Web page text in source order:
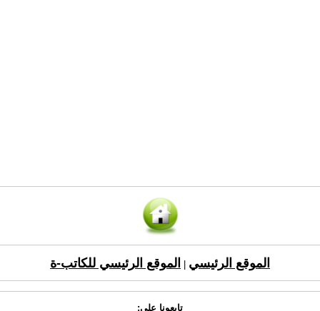
الموقع الرئيسي الموقع الرئيسي للكاتب-ة
تابعونا على: